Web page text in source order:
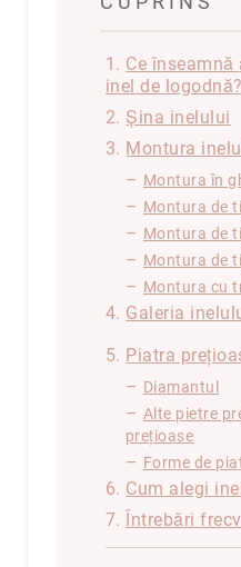
Hypnotic
Pastel
Sahara
Twin
Zen
Simplicity
Desire
Sparkles
Shine
Elements
Dream
Endless
Shooting
Stars
Precious
1. Ce
inel de logodnă?
2. Șina inelului
3. Montura
– Montura în
– Montura de
– Montura de
– Montura de
– Montura cu
4. Galeria
5. Piatra
– Diamantul
– Alte pietre
prețioase
– Forme de
6. Cum alegi
7. Întrebări